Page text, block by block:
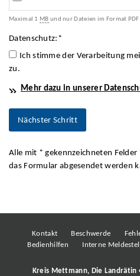
Maximal 1 MB und nur Dateien im Format
Datenschutz: *
Ich stimme der Verarbeitung
zu.
Mehr dazu in unserer
Alle mit * gekennzeichneten
das Formular abgesendet werden
Kontakt Beschwerde
Bedienhilfen
Interne
Kreis Mettmann, Die